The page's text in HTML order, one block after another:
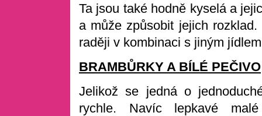
Ta jsou také hodně kyselá a
a může způsobit jejich
raději v kombinaci s jiným
BRAMBŮRKY A BÍLÉ PEČIVO
Jelikož se jedná o
rychle. Navíc lepkavé